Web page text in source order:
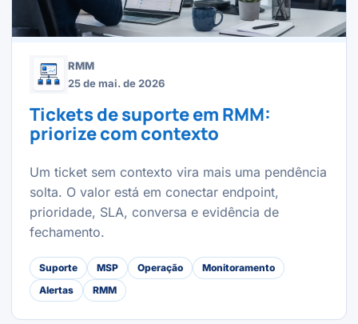
RMM
25 de mai. de 2026
Tickets de suporte em RMM:
priorize com contexto
Um ticket sem contexto vira mais uma pendência
solta. O valor está em conectar endpoint,
prioridade, SLA, conversa e evidência de
fechamento.
Suporte MSP Operação
Monitoramento
Alertas
RMM